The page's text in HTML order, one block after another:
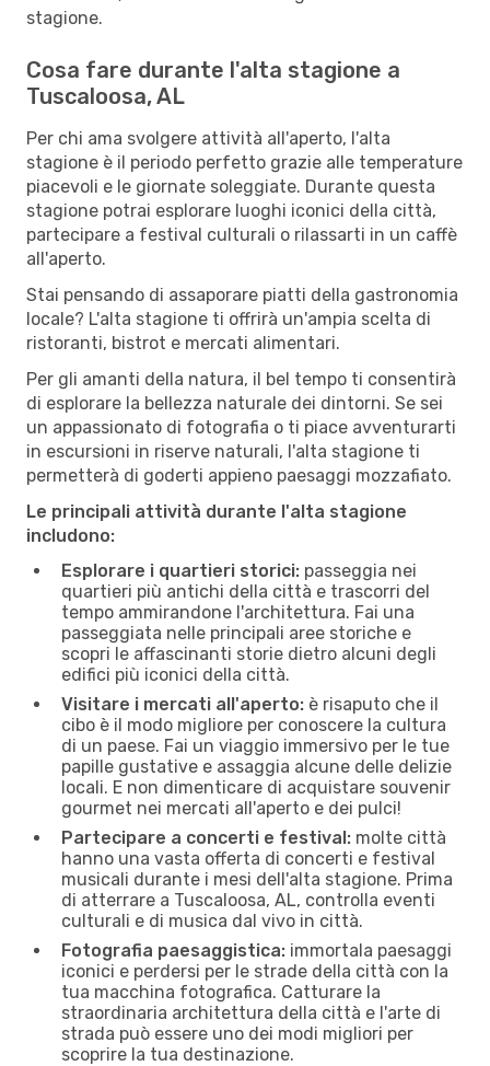
stagione.
Cosa fare durante l'alta stagione a
Tuscaloosa, AL
Per chi ama svolgere attività all'aperto, l'alta
stagione è il periodo perfetto grazie alle temperature
piacevoli e le giornate soleggiate. Durante questa
stagione potrai esplorare luoghi iconici della città,
partecipare a festival culturali o rilassarti in un caffè
all'aperto.
Stai pensando di assaporare piatti della gastronomia
locale? L'alta stagione ti offrirà un'ampia scelta di
ristoranti, bistrot e mercati alimentari.
Per gli amanti della natura, il bel tempo ti consentirà
di esplorare la bellezza naturale dei dintorni. Se sei
un appassionato di fotografia o ti piace avventurarti
in escursioni in riserve naturali, l'alta stagione ti
permetterà di goderti appieno paesaggi mozzafiato.
Le principali attività durante l'alta stagione
includono:
Esplorare i quartieri storici: passeggia nei
quartieri più antichi della città e trascorri del
tempo ammirandone l'architettura. Fai una
passeggiata nelle principali aree storiche e
scopri le affascinanti storie dietro alcuni degli
edifici più iconici della città.
Visitare i mercati all'aperto: è risaputo che il
cibo è il modo migliore per conoscere la cultura
di un paese. Fai un viaggio immersivo per le tue
papille gustative e assaggia alcune delle delizie
locali. E non dimenticare di acquistare souvenir
gourmet nei mercati all'aperto e dei pulci!
Partecipare a concerti e festival: molte città
hanno una vasta offerta di concerti e festival
musicali durante i mesi dell'alta stagione. Prima
di atterrare a Tuscaloosa, AL, controlla eventi
culturali e di musica dal vivo in città.
Fotografia paesaggistica: immortala paesaggi
iconici e perdersi per le strade della città con la
tua macchina fotografica. Catturare la
straordinaria architettura della città e l'arte di
strada può essere uno dei modi migliori per
scoprire la tua destinazione.